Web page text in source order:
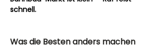
schnell.
Was die Besten anders machen